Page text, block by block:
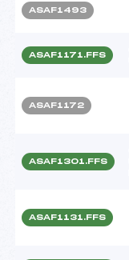
ASAF1493
ASAF1171.FFS
ASAF1172
ASAF1301.FFS
ASAF1131.FFS